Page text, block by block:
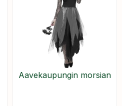
Aavekaupungin morsian